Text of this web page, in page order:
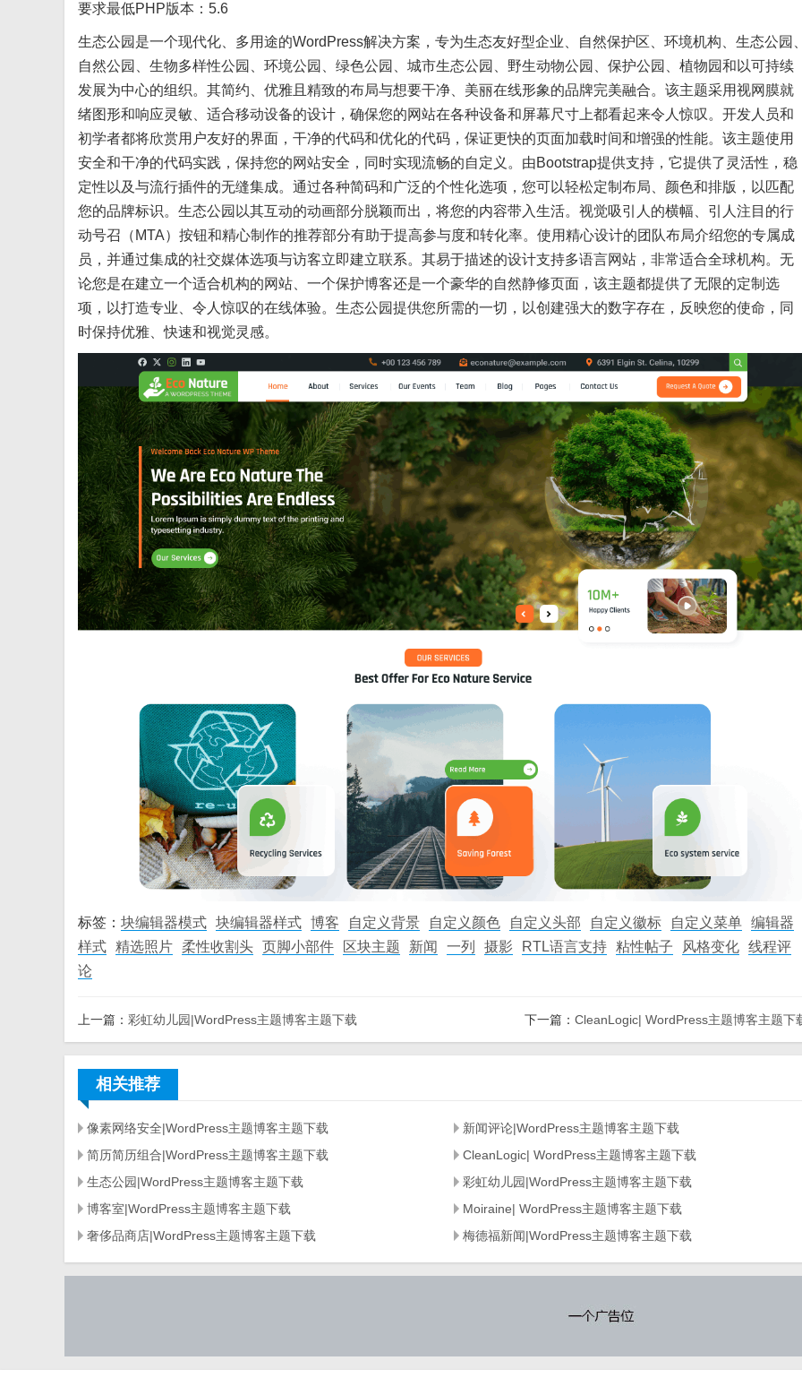
要求最低PHP版本： 5.6
生态公园是一个现代化、多用途的WordPress解决方案，专为生态友好型企业、自然保护区、环境机构、生态公园
自然公园、生物多样性公园、环境公园、绿色公园、城市生态公园、野生动物公园、保护公园、植物园和以可持续
发展为中心的组织。其简约、优雅且精致的布局与想要干净、美丽在线形象的品牌完美融合。该主题采用视网膜就
绪图形和响应灵敏、适合移动设备的设计，确保您的网站在各种设备和屏幕尺寸上都看起来令人惊叹。开发人员和
初学者都将欣赏用户友好的界面，干净的代码和优化的代码，保证更快的页面加载时间和增强的性能。该主题使用
安全和干净的代码实践，保持您的网站安全，同时实现流畅的自定义。由Bootstrap提供支持，它提供了灵活性，稳
定性以及与流行插件的无缝集成。通过各种简码和广泛的个性化选项，您可以轻松定制布局、颜色和排版，以匹配
您的品牌标识。生态公园以其互动的动画部分脱颖而出，将您的内容带入生活。视觉吸引人的横幅、引人注目的行
动号召（MTA）按钮和精心制作的推荐部分有助于提高参与度和转化率。使用精心设计的团队布局介绍您的专属成
员，并通过集成的社交媒体选项与访客立即建立联系。其易于描述的设计支持多语言网站，非常适合全球机构。无
论您是在建立一个适合机构的网站、一个保护博客还是一个豪华的自然静修页面，该主题都提供了无限的定制选
项，以打造专业、令人惊叹的在线体验。生态公园提供您所需的一切，以创建强大的数字存在，反映您的使命，同
时保持优雅、快速和视觉灵感。
标签： 块编辑器模式 块编辑器样式 博客 自定义背景 自定义颜色 自定义头部 自定义徽标 自定义菜单 编辑器
样式 精选照片 柔性收割头 页脚小部件 区块主题 新闻 一列 摄影 RTL语言支持 粘性帖子 风格变化 线程评
论
上一篇： 彩虹幼儿园|WordPress主题博客主题下载 下一篇： CleanLogic| WordPress主题博客主题下
相关推荐
像素网络安全|WordPress主题博客主题下载
新闻评论|WordPress主题博客主题下载
简历简历组合|WordPress主题博客主题下载
CleanLogic| WordPress主题博客主题下载
生态公园|WordPress主题博客主题下载
彩虹幼儿园|WordPress主题博客主题下载
博客室|WordPress主题博客主题下载
Moiraine| WordPress主题博客主题下载
奢侈品商店|WordPress主题博客主题下载
梅德福新闻|WordPress主题博客主题下载